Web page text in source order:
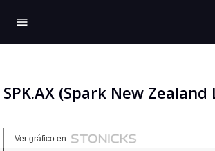
menu
SPK.AX (Spark New Zealand